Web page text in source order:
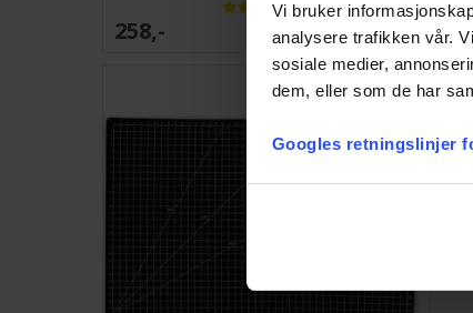
Vi bruker
analysere trafikken vår.
sosiale medier,
dem, eller som de har
Googles retningslinjer
258,- lager:20+